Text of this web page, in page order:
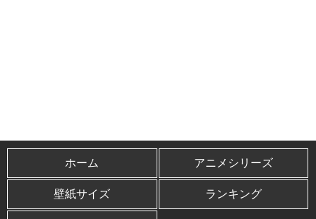
ホーム アニメシリーズ
壁紙サイズ ランキング